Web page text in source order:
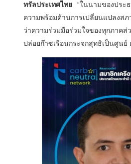
ทรัลประเทศไทย “ในนามของประ
ความพร้อมด้านการเปลี่ยนแปลงส
ว่าความร่วมมือร่วมใจของทุกภาค
ปล่อยก๊าซเรือนกระจกสุทธิเป็นศูนย์